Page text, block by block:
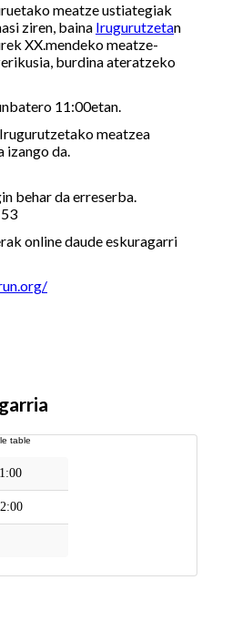
meatze ustiategiak
ziren, baina Irugurutzetan
XX.mendeko meatze-
burdina ateratzeko
11:00etan.
meatzea
izango da.
behar da erreserba.
online daude eskuragarri